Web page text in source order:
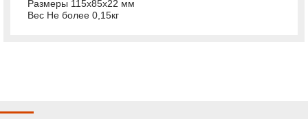
Размеры 115х85х22 мм
Вес Не более 0,15кг